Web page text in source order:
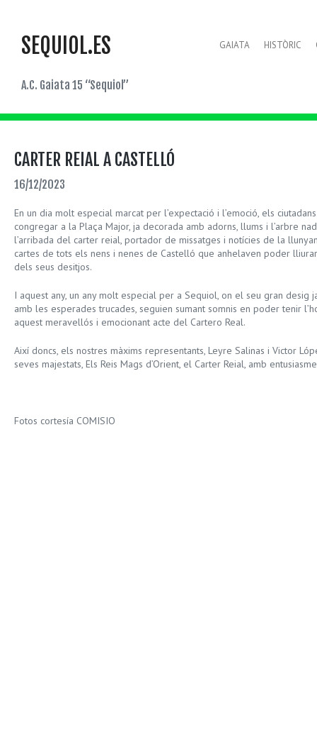
SEQUIOL.ES
A.C. Gaiata 15 “Sequiol”
GAIATA HISTÒRIC
CARTER REIAL A CASTELLÓ
16/12/2023
En un dia molt especial marcat per l’expectació i l’emoció, els
congregar a la Plaça Major, ja decorada amb adorns, llums i l’arbre
l’arribada del carter reial, portador de missatges i notícies de la
cartes de tots els nens i nenes de Castelló que anhelaven poder
dels seus desitjos.
I aquest any, un any molt especial per a Sequiol, on el seu gran desig
amb les esperades trucades, seguien sumant somnis en poder tenir
aquest meravellós i emocionant acte del Cartero Real.
Així doncs, els nostres màxims representants, Leyre Salinas i Victor
seves majestats, Els Reis Mags d’Orient, el Carter Reial, amb
Fotos cortesía COMISIO